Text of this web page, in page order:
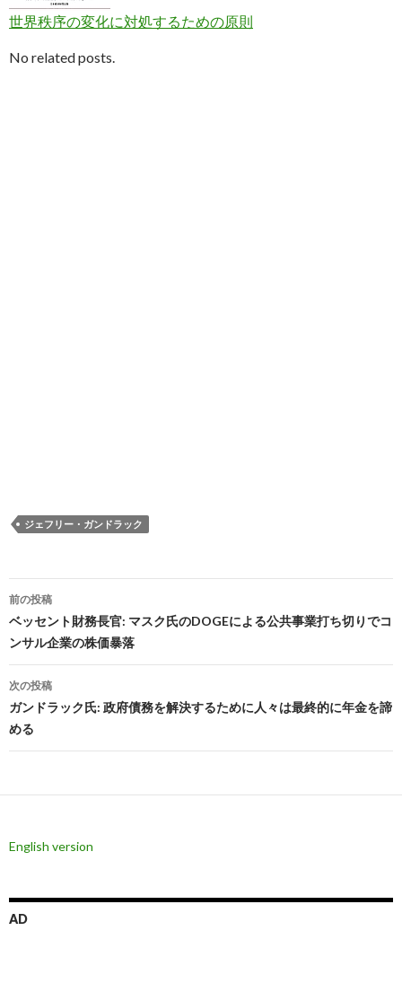
世界秩序の変化に対処するための原則
No related posts.
ジェフリー・ガンドラック
投
稿
ナ
ビ
ゲ
ー
ン
前の投稿
ベッセント財務長官: マスク氏のDOGEによる公共事業打ち切りでコ
ンサル企業の株価暴落
次の投稿
ガンドラック氏: 政府債務を解決するために人々は最終的に年金を諦
める
English version
AD